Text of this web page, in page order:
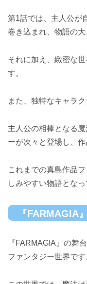
第1話では、主人公が
巻き込まれ、物語の大
それに加え、緻密な
す。
また、独特なキャラ
主人公の相棒となる
ーが次々と登場し、作
これまでの真島作品
しみやすい物語となっ
『FARMAGIA
『FARMAGIA』の舞
ファンタジー世界です